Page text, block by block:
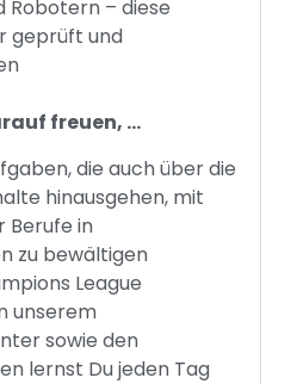
Robotern – diese
geprüft und
freuen, …
die auch über die
hinausgehen, mit
Berufe in
zu bewältigen
League
unserem
sowie den
lernst Du jeden Tag